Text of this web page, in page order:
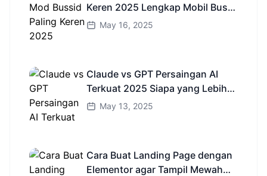
Keren 2025 Lengkap Mobil Bus
dan Truk HD
May 16, 2025
Claude vs GPT Persaingan AI
Terkuat 2025 Siapa yang Lebih
Cerdas?
May 13, 2025
Cara Buat Landing Page dengan
Elementor agar Tampil Mewah